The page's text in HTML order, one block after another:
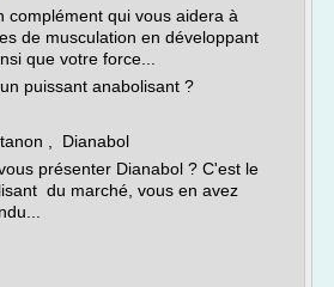
complément qui vous aidera à
de musculation en développant
que votre force...
puissant anabolisant ?
, Dianabol
présenter Dianabol ? C'est le
du marché, vous en avez